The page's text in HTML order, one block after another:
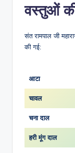
वस्तुओं
संत रामपाल जी
की गई:
आटा
चावल
चना दाल
हरी मूंग दाल